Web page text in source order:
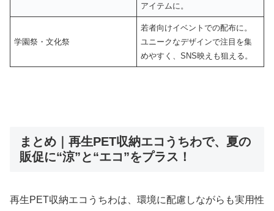
アイテムに。
学園祭・文化祭
若者向けイベントでの配布に。
ユニークなデザインで注目を集
めやすく、SNS映えも狙える。
まとめ｜再生PET収納エコうちわで、夏の
販促に“涼”と“エコ”をプラス！
再生PET収納エコうちわは、環境に配慮しながらも実用性